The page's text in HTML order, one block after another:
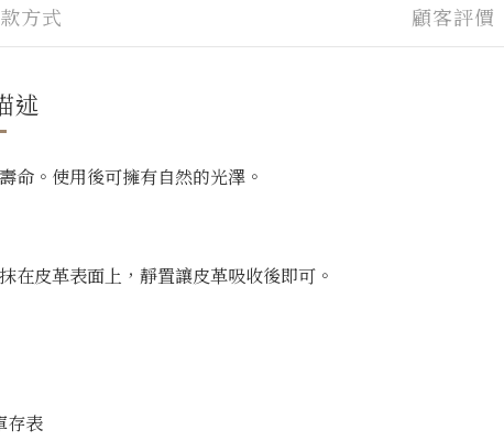
方式 顧客評價
述
命。使用後可擁有自然的光澤。
在皮革表面上，靜置讓皮革吸收後即可。
存表